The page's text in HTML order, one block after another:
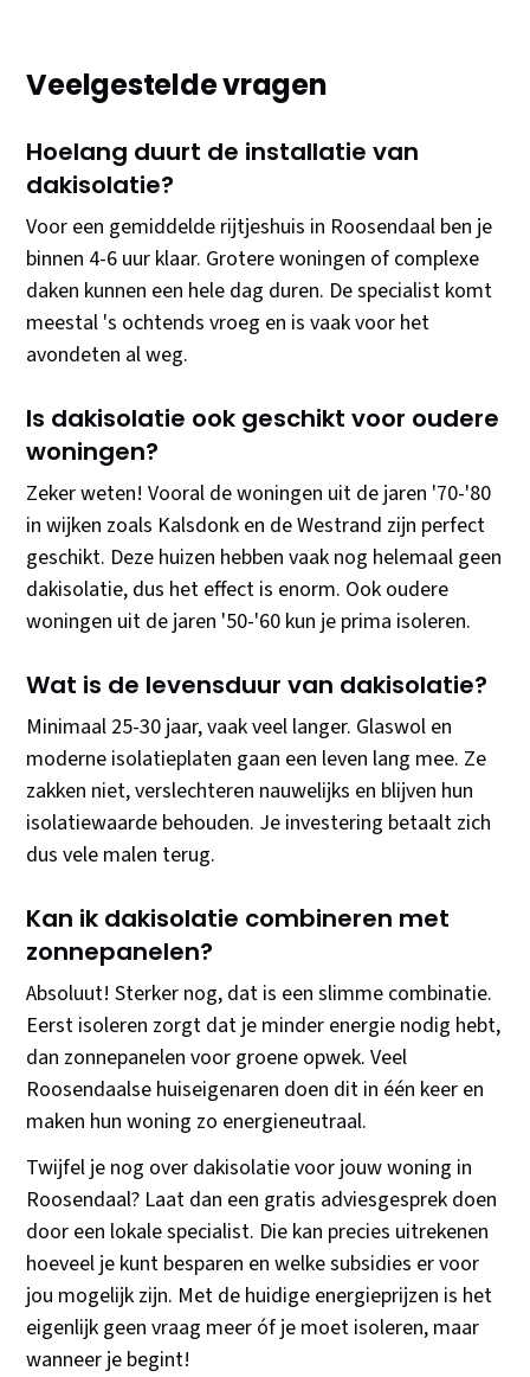
Veelgestelde vragen
Hoelang duurt de installatie van
dakisolatie?
Voor een gemiddelde rijtjeshuis in Roosendaal ben je
binnen 4-6 uur klaar. Grotere woningen of complexe
daken kunnen een hele dag duren. De specialist komt
meestal 's ochtends vroeg en is vaak voor het
avondeten al weg.
Is dakisolatie ook geschikt voor oudere
woningen?
Zeker weten! Vooral de woningen uit de jaren '70-'80
in wijken zoals Kalsdonk en de Westrand zijn perfect
geschikt. Deze huizen hebben vaak nog helemaal geen
dakisolatie, dus het effect is enorm. Ook oudere
woningen uit de jaren '50-'60 kun je prima isoleren.
Wat is de levensduur van dakisolatie?
Minimaal 25-30 jaar, vaak veel langer. Glaswol en
moderne isolatieplaten gaan een leven lang mee. Ze
zakken niet, verslechteren nauwelijks en blijven hun
isolatiewaarde behouden. Je investering betaalt zich
dus vele malen terug.
Kan ik dakisolatie combineren met
zonnepanelen?
Absoluut! Sterker nog, dat is een slimme combinatie.
Eerst isoleren zorgt dat je minder energie nodig hebt,
dan zonnepanelen voor groene opwek. Veel
Roosendaalse huiseigenaren doen dit in één keer en
maken hun woning zo energieneutraal.
Twijfel je nog over dakisolatie voor jouw woning in
Roosendaal? Laat dan een gratis adviesgesprek doen
door een lokale specialist. Die kan precies uitrekenen
hoeveel je kunt besparen en welke subsidies er voor
jou mogelijk zijn. Met de huidige energieprijzen is het
eigenlijk geen vraag meer óf je moet isoleren, maar
wanneer je begint!